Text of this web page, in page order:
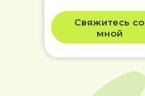
Свяжитесь со
мной